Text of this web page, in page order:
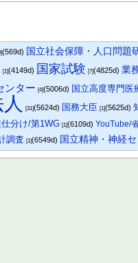
(569d) 国立社会保障・人口問題
[1](4149d) 国家試験 [7](4825d)業
ンター [4](5006d) 国立高度専門医
[31](5624d) 国務大臣 [1](5625d)
分け/第1WG [1](6109d)YouTube/
調査 [1](6549d) 国立精神・神経